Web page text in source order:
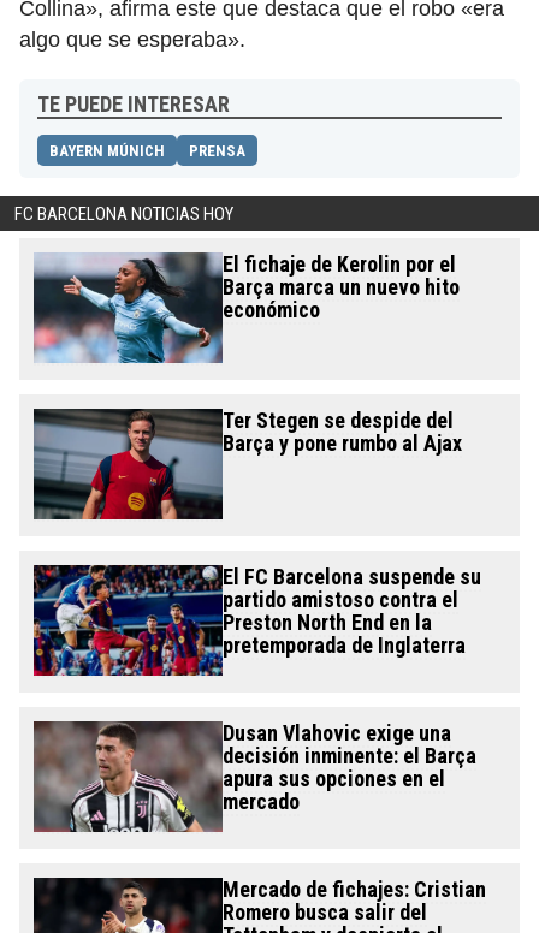
Collina», afirma este que destaca que el robo «era
algo que se esperaba».
TE PUEDE INTERESAR
BAYERN MÚNICH PRENSA
FC BARCELONA NOTICIAS HOY
El fichaje de Kerolin por el
Barça marca un nuevo hito
económico
Ter Stegen se despide del
Barça y pone rumbo al Ajax
El FC Barcelona suspende su
partido amistoso contra el
Preston North End en la
pretemporada de Inglaterra
Dusan Vlahovic exige una
decisión inminente: el Barça
apura sus opciones en el
mercado
Mercado de fichajes: Cristian
Romero busca salir del